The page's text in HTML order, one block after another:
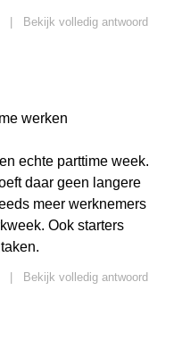
Bekijk volledig antwoord
werken
echte parttime week.
daar geen langere
meer werknemers
Ook starters
Bekijk volledig antwoord